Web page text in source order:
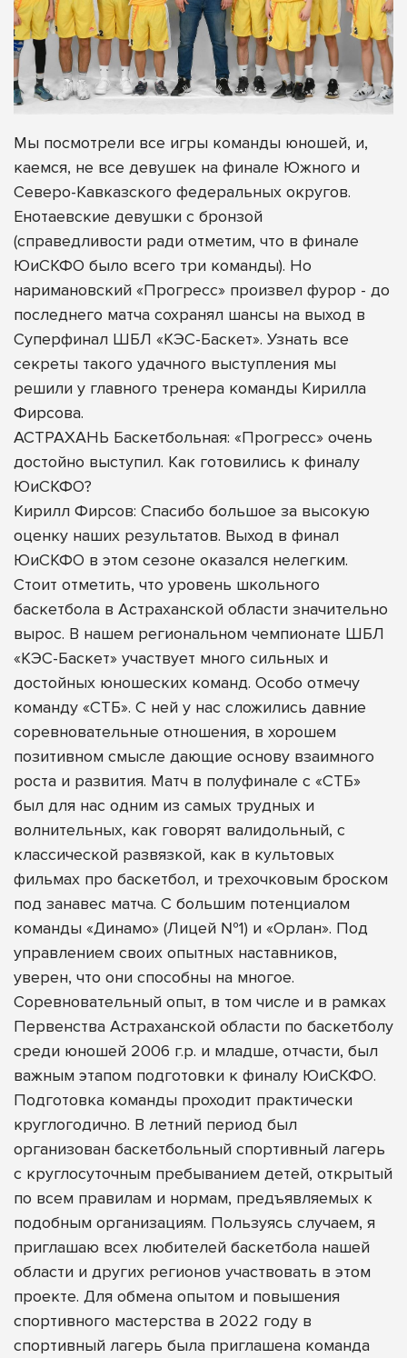
Мы посмотрели все игры команды юношей, и,
каемся, не все девушек на финале Южного и
Северо-Кавказского федеральных округов.
Енотаевские девушки с бронзой
(справедливости ради отметим, что в финале
ЮиСКФО было всего три команды). Но
наримановский «Прогресс» произвел фурор - до
последнего матча сохранял шансы на выход в
Суперфинал ШБЛ «КЭС-Баскет». Узнать все
секреты такого удачного выступления мы
решили у главного тренера команды Кирилла
Фирсова.
АСТРАХАНЬ Баскетбольная: «Прогресс» очень
достойно выступил. Как готовились к финалу
ЮиСКФО?
Кирилл Фирсов: Спасибо большое за высокую
оценку наших результатов. Выход в финал
ЮиСКФО в этом сезоне оказался нелегким.
Стоит отметить, что уровень школьного
баскетбола в Астраханской области значительно
вырос. В нашем региональном чемпионате ШБЛ
«КЭС-Баскет» участвует много сильных и
достойных юношеских команд. Особо отмечу
команду «СТБ». С ней у нас сложились давние
соревновательные отношения, в хорошем
позитивном смысле дающие основу взаимного
роста и развития. Матч в полуфинале с «СТБ»
был для нас одним из самых трудных и
волнительных, как говорят валидольный, с
классической развязкой, как в культовых
фильмах про баскетбол, и трехочковым броском
под занавес матча. С большим потенциалом
команды «Динамо» (Лицей №1) и «Орлан». Под
управлением своих опытных наставников,
уверен, что они способны на многое.
Соревновательный опыт, в том числе и в рамках
Первенства Астраханской области по баскетболу
среди юношей 2006 г.р. и младше, отчасти, был
важным этапом подготовки к финалу ЮиСКФО.
Подготовка команды проходит практически
круглогодично. В летний период был
организован баскетбольный спортивный лагерь
с круглосуточным пребыванием детей, открытый
по всем правилам и нормам, предъявляемых к
подобным организациям. Пользуясь случаем, я
приглашаю всех любителей баскетбола нашей
области и других регионов участвовать в этом
проекте. Для обмена опытом и повышения
спортивного мастерства в 2022 году в
спортивный лагерь была приглашена команда